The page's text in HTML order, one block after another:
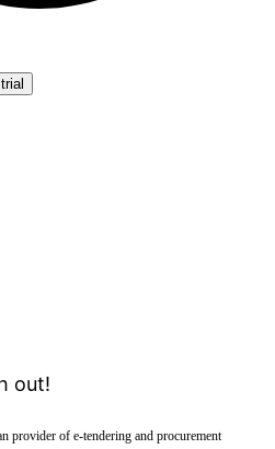
out!
provider of e-tendering and procurement